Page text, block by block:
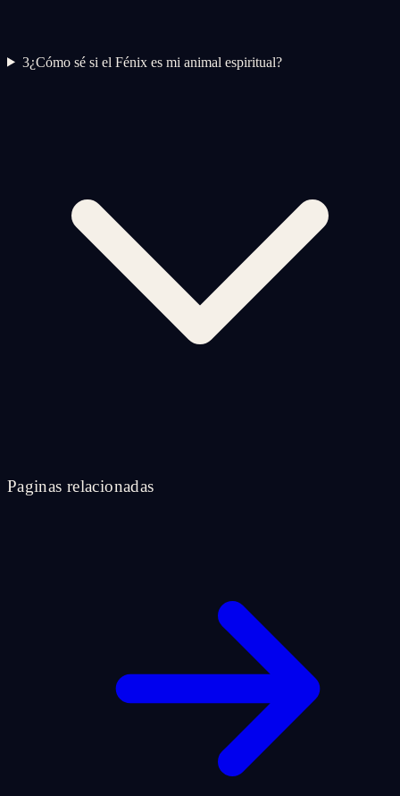
3¿Cómo sé si el Fénix es mi animal espiritual?
Paginas relacionadas